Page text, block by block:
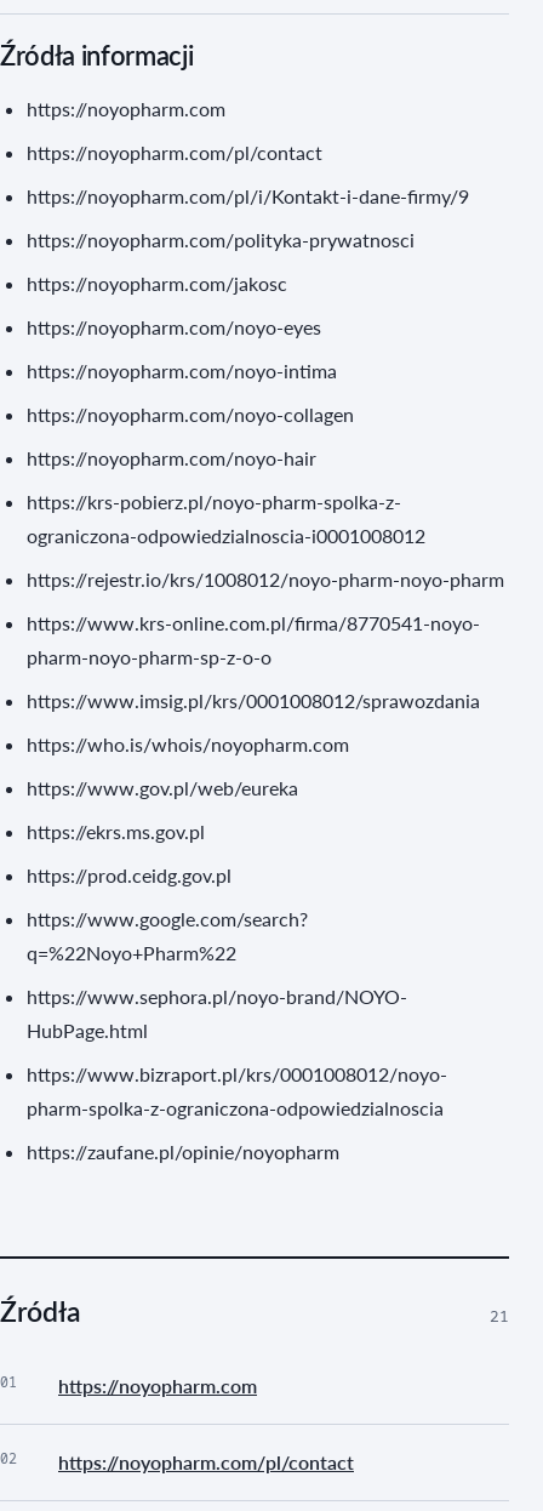
Źródła informacji
https://noyopharm.com
https://noyopharm.com/pl/contact
https://noyopharm.com/pl/i/Kontakt-i-dane-firmy/9
https://noyopharm.com/polityka-prywatnosci
https://noyopharm.com/jakosc
https://noyopharm.com/noyo-eyes
https://noyopharm.com/noyo-intima
https://noyopharm.com/noyo-collagen
https://noyopharm.com/noyo-hair
https://krs-pobierz.pl/noyo-pharm-spolka-z-
ograniczona-odpowiedzialnoscia-i0001008012
https://rejestr.io/krs/1008012/noyo-pharm-noyo-pharm
https://www.krs-online.com.pl/firma/8770541-noyo-
pharm-noyo-pharm-sp-z-o-o
https://www.imsig.pl/krs/0001008012/sprawozdania
https://who.is/whois/noyopharm.com
https://www.gov.pl/web/eureka
https://ekrs.ms.gov.pl
https://prod.ceidg.gov.pl
https://www.google.com/search?
q=%22Noyo+Pharm%22
https://www.sephora.pl/noyo-brand/NOYO-
HubPage.html
https://www.bizraport.pl/krs/0001008012/noyo-
pharm-spolka-z-ograniczona-odpowiedzialnoscia
https://zaufane.pl/opinie/noyopharm
Źródła 21
01 https://noyopharm.com
02 https://noyopharm.com/pl/contact